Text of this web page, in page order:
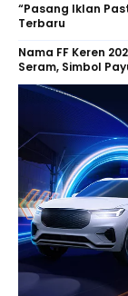
“Pasang Iklan
Terbaru
Nama FF Keren
Seram, Simbol